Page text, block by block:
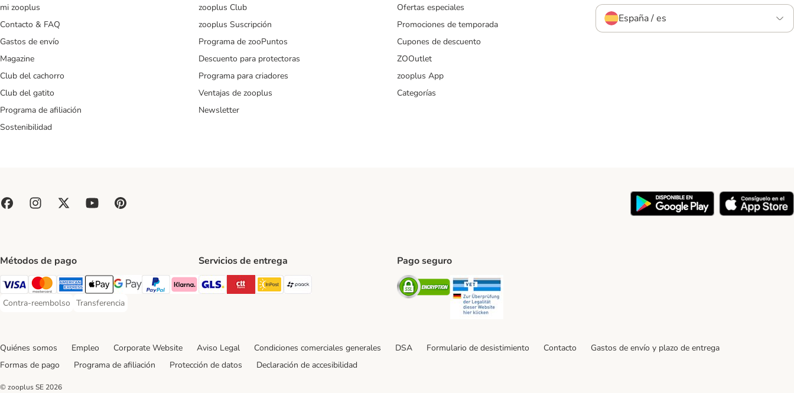
mi zooplus
Contacto & FAQ
Gastos de envío
Magazine
Club del cachorro
Club del gatito
Programa de afiliación
Sostenibilidad
zooplus Club
zooplus Suscripción
Programa de zooPuntos
Descuento para protectoras
Programa para criadores
Ventajas de zooplus
Newsletter
Ofertas especiales
Promociones de temporada
Cupones de descuento
ZOOutlet
zooplus App
Categorías
España / es
Métodos de pago
Visa Payment Method
Mastercard Payment Method
American Express Payment Method
Apple Pay Payment Method
Google Pay Payment Method
PayPal Payment Method
Klarna Payment Method
Contra-reembolso
Contra-reembolso Payment Method
Transferencia
Transferencia Payment Method
Servicios de entrega
GLS Shipping Method
CTTExpress Shipping Method
InPost Shipping Method
paack Shipping Method
Pago seguro
Security
Quiénes somos Empleo Corporate Website Aviso Legal Condiciones comerciales generales DSA Formulario de desistimiento Contacto
Gastos de envío y plazo de entrega
Formas de pago
Programa de afiliación Protección de datos Declaración de accesibilidad
© zooplus SE 2026